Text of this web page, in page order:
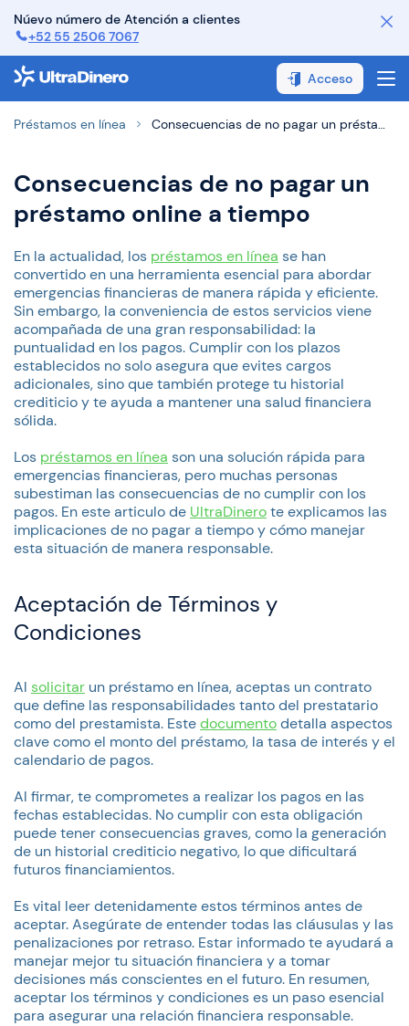
Núevo número de Atención a clientes
+52 55 2506 7067
Acceso
¿Cómo funciona?
Contáctanos
Sobre Nosotros
Préstamos en línea Consecuencias de no pagar un préstamo online a tiempo
Consecuencias de no pagar un
préstamo online a tiempo
En la actualidad, los préstamos en línea se han
convertido en una herramienta esencial para abordar
emergencias financieras de manera rápida y eficiente.
Sin embargo, la conveniencia de estos servicios viene
acompañada de una gran responsabilidad: la
puntualidad en los pagos. Cumplir con los plazos
establecidos no solo asegura que evites cargos
adicionales, sino que también protege tu historial
crediticio y te ayuda a mantener una salud financiera
sólida.
Los préstamos en línea son una solución rápida para
emergencias financieras, pero muchas personas
subestiman las consecuencias de no cumplir con los
pagos. En este articulo de UltraDinerote explicamos las
implicaciones de no pagar a tiempo y cómo manejar
esta situación de manera responsable.
Aceptación de Términos y
Condiciones
Al solicitar un préstamo en línea, aceptas un contrato
que define las responsabilidades tanto del prestatario
como del prestamista. Estedocumentodetalla aspectos
clave como el monto del préstamo, la tasa de interés y el
calendario de pagos.
Al firmar, te comprometes a realizar los pagos en las
fechas establecidas. No cumplir con esta obligación
puede tener consecuencias graves, como la generación
de un historial crediticio negativo, lo que dificultará
futuros financiamientos.
Es vital leer detenidamente estos términos antes de
aceptar. Asegúrate de entender todas las cláusulas y las
penalizaciones por retraso. Estar informado te ayudará a
manejar mejor tu situación financiera y a tomar
decisiones más conscientes en el futuro. En resumen,
aceptar los términos y condiciones es un paso esencial
para asegurar una relación financiera responsable.